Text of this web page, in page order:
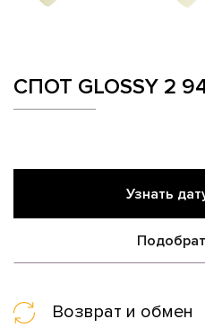
СПОТ GLOSSY 2
Узнать
Возврат и обмен